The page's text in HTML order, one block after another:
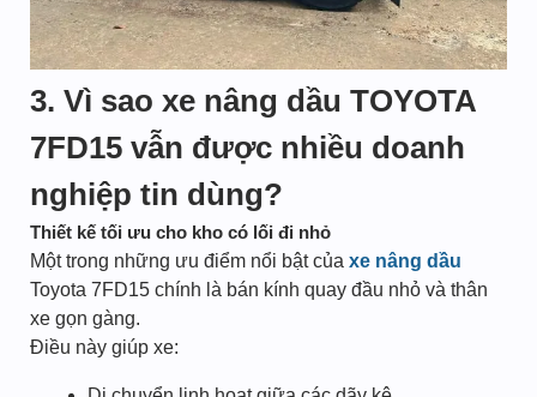
3. Vì sao xe nâng dầu TOYOTA
7FD15 vẫn được nhiều doanh
nghiệp tin dùng?
Thiết kế tối ưu cho kho có lối đi nhỏ
Một trong những ưu điểm nổi bật của xe nâng dầu
Toyota 7FD15 chính là bán kính quay đầu nhỏ và thân
xe gọn gàng.
Điều này giúp xe: